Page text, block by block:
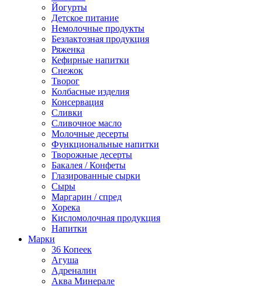
Йогурты
Детское питание
Немолочные продукты
Безлактозная продукция
Ряженка
Кефирные напитки
Снежок
Творог
Колбасные изделия
Консервация
Сливки
Сливочное масло
Молочные десерты
Функциональные напитки
Творожные десерты
Бакалея / Конфеты
Глазированные сырки
Сыры
Маргарин / спред
Хорека
Кисломолочная продукция
Напитки
Марки
36 Копеек
Агуша
Адреналин
Аква Минерале